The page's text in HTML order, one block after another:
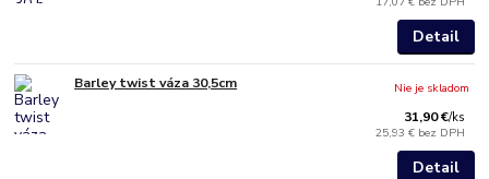
Detail
Barley twist váza 30,5cm
31,90 €/ks
25,93 € bez DPH
Nie je skladom
Detail